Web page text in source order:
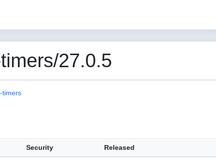
27.0.5
timers
Security Released